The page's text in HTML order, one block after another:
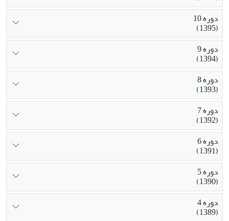
دوره 10
(1395)
دوره 9
(1394)
دوره 8
(1393)
دوره 7
(1392)
دوره 6
(1391)
دوره 5
(1390)
دوره 4
(1389)